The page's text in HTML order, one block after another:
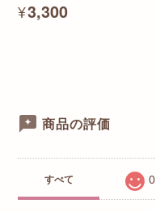
¥3,300
商品の評価
すべて 0